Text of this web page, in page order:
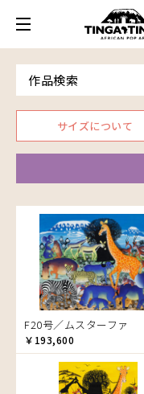
作品検索
Model
青空
朝焼け
家
イノシシ
イボイノシシ
イルカ
インパラ
うさぎ
お祭り
音楽
カエル
～￥10,000
￥30,001～
￥40,001～
￥60,001～
￥80,001～
￥100,001～
Artist
ア行
アウスィー
アキリ
アグネス
アジャバ
アダム
アダムス
アパイ
アバス
カ行
カケパ
カッシム
ガヨ
カンビリ
ゴッドフレイ
コルンバ
サ行
サイディ
ザチ
サビティ
サランゲ
サンデイ
サンデイビッタ
タ行
チャド
チャリンダ
チワヤ
ドゥケ
ドサ
ナ行
ナココ
ハ行
ハッサーニ
ベッカー
ブッシーリ
マ行
マウラーナ
マトゥカ
ヤ行
ヤッスィーニ（ヤ
Size
F3号
F4号
F8号
F12号
F20号
規格外S
規格外M
規格外L
Frame
木枠張り／パネル
アートフレーム
サイズについて
F20号／ムスターファ
￥193,600